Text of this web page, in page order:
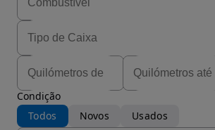
Condição
Todos
Novos Usados